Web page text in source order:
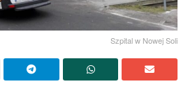
Szpital w Nowej Soli